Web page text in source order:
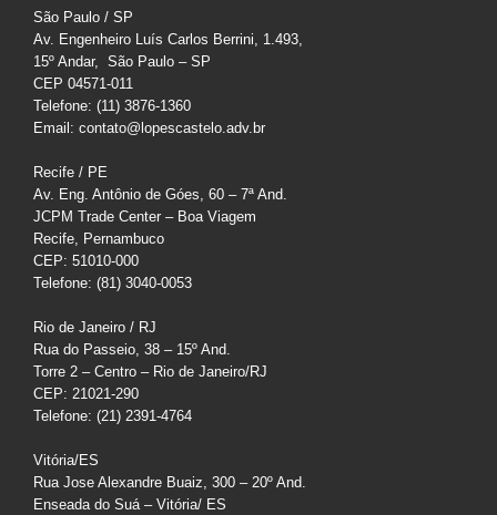
São Paulo / SP
Av. Engenheiro Luís Carlos Berrini, 1.493,
15º Andar, São Paulo – SP
CEP 04571-011
Telefone: (11) 3876-1360
Email: contato@lopescastelo.adv.br
Recife / PE
Av. Eng. Antônio de Góes, 60 – 7ª And.
JCPM Trade Center – Boa Viagem
Recife, Pernambuco
CEP: 51010-000
Telefone: (81) 3040-0053
Rio de Janeiro / RJ
Rua do Passeio, 38 – 15º And.
Torre 2 – Centro – Rio de Janeiro/RJ
CEP: 21021-290
Telefone: (21) 2391-4764
Vitória/ES
Rua Jose Alexandre Buaiz, 300 – 20º And.
Enseada do Suá – Vitória/ ES